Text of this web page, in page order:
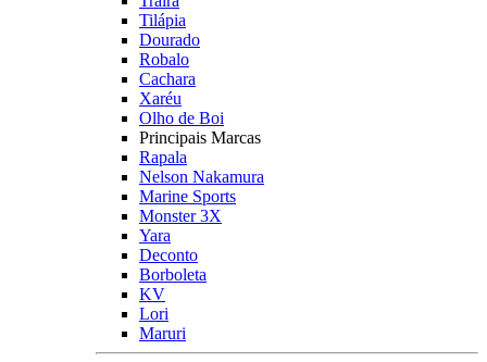
Tilápia
Dourado
Robalo
Cachara
Xaréu
Olho de Boi
Principais Marcas
Rapala
Nelson Nakamura
Marine Sports
Monster 3X
Yara
Deconto
Borboleta
KV
Lori
Maruri